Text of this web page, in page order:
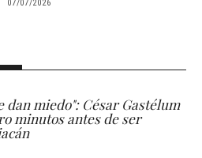
07/07/2026
dan miedo": César Gastélum
minutos antes de ser